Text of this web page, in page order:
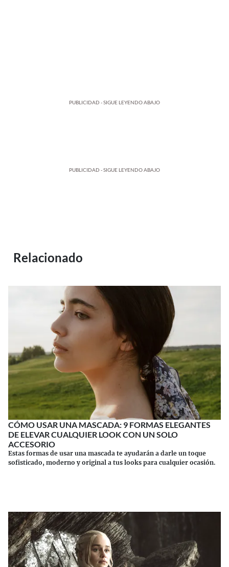
PUBLICIDAD - SIGUE LEYENDO ABAJO
PUBLICIDAD - SIGUE LEYENDO ABAJO
Relacionado
CÓMO USAR UNA MASCADA: 9 FORMAS ELEGANTES
DE ELEVAR CUALQUIER LOOK CON UN SOLO
ACCESORIO
Estas formas de usar una mascada te ayudarán a darle un toque
sofisticado, moderno y original a tus looks para cualquier ocasión.